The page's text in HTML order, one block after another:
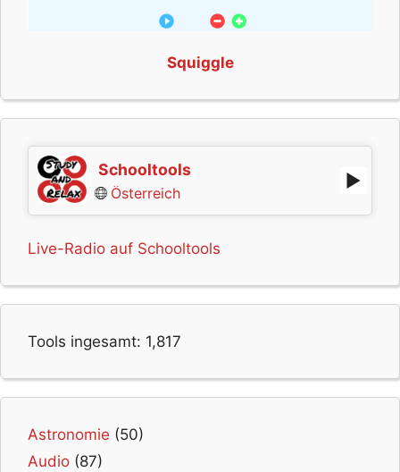
Squiggle
Schooltools
Österreich
Live-Radio auf Schooltools
Tools ingesamt: 1,817
Astronomie (50)
Audio (87)